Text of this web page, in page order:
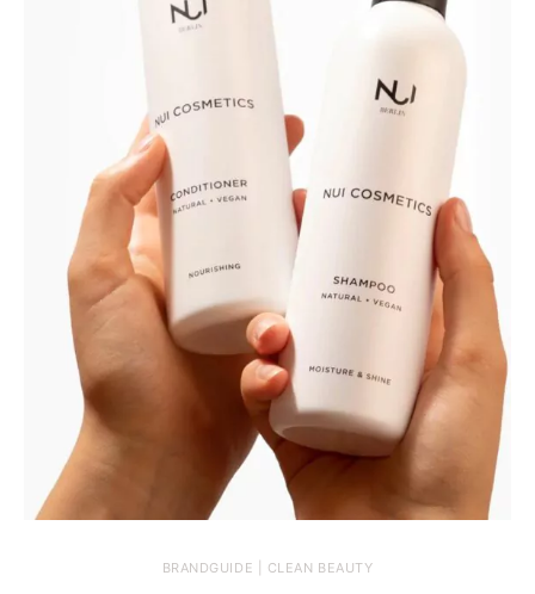
BRANDGUIDE | CLEAN BEAUTY